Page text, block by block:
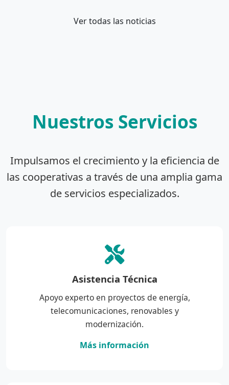
Ver todas las noticias
Nuestros Servicios
Impulsamos el crecimiento y la eficiencia de
las cooperativas a través de una amplia gama
de servicios especializados.
Asistencia Técnica
Apoyo experto en proyectos de energía,
telecomunicaciones, renovables y
modernización.
Más información